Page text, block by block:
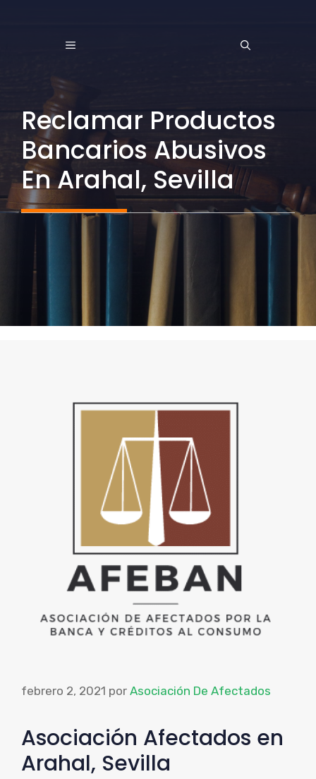
MENÚ
Reclamar Productos
Bancarios Abusivos
En Arahal, Sevilla
febrero 2, 2021 por Asociación De Afectados
Asociación Afectados en
Arahal, Sevilla